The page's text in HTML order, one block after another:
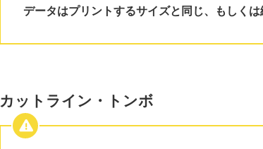
データはプリントするサイズと同じ、もしく
カットライン・トンボ